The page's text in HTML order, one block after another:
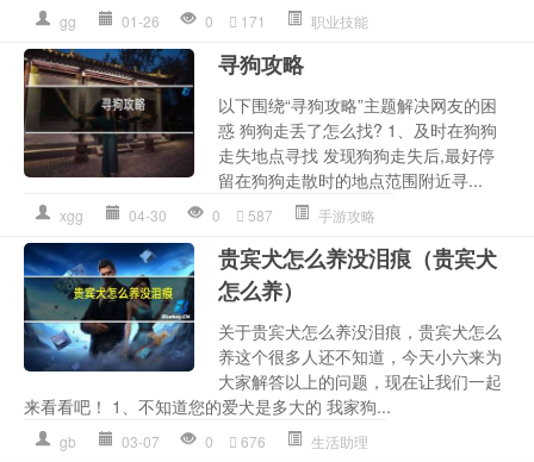
gg 01-26 0 171 职业技能
寻狗攻略
以下围绕“寻狗攻略”主题解决网友的困
惑 狗狗走丢了怎么找? 1、及时在狗狗
走失地点寻找 发现狗狗走失后,最好停
留在狗狗走散时的地点范围附近寻...
xgg 04-30 0 587 手游攻略
贵宾犬怎么养没泪痕（贵宾犬
怎么养）
关于贵宾犬怎么养没泪痕，贵宾犬怎么
养这个很多人还不知道，今天小六来为
大家解答以上的问题，现在让我们一起
来看看吧！ 1、不知道您的爱犬是多大的 我家狗...
gb 03-07 0 676 生活助理